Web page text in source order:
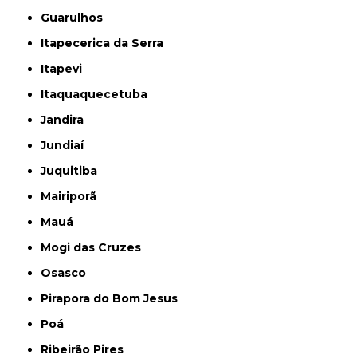
Guarulhos
Itapecerica da Serra
Itapevi
Itaquaquecetuba
Jandira
Jundiaí
Juquitiba
Mairiporã
Mauá
Mogi das Cruzes
Osasco
Pirapora do Bom Jesus
Poá
Ribeirão Pires